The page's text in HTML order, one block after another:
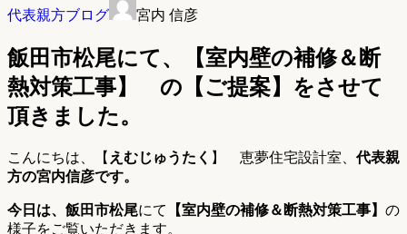
代表親方ブログ 宮内 信彦
飯田市松尾にて、【室内壁の補修＆断
熱対策工事】 の【ご提案】をさせて
頂きました。
こんにちは、【 えむじゅうたく 】 恵夢住宅設計室、代表親
方の宮内信彦です。
今日は、飯田市松尾にて 【室内壁の補修＆断熱対策工事】 の
様子をご覧いただきます。